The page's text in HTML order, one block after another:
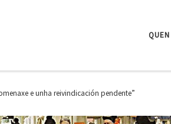
e unha reivindicación pendente”